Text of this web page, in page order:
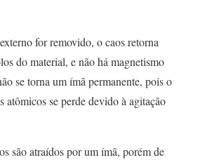
for removido, o caos retorna
do material, e não há magnetismo
se torna um ímã permanente, pois o
atômicos se perde devido à agitação
são atraídos por um ímã, porém de